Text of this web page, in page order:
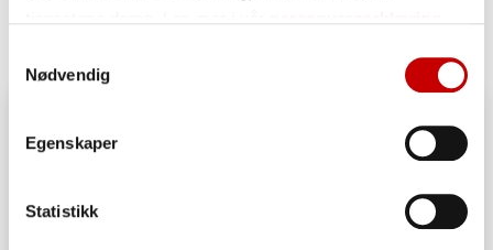
Nødvendig
Egenskaper
Statistikk